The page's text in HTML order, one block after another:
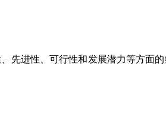
先进性、可行性和发展潜力等方面的